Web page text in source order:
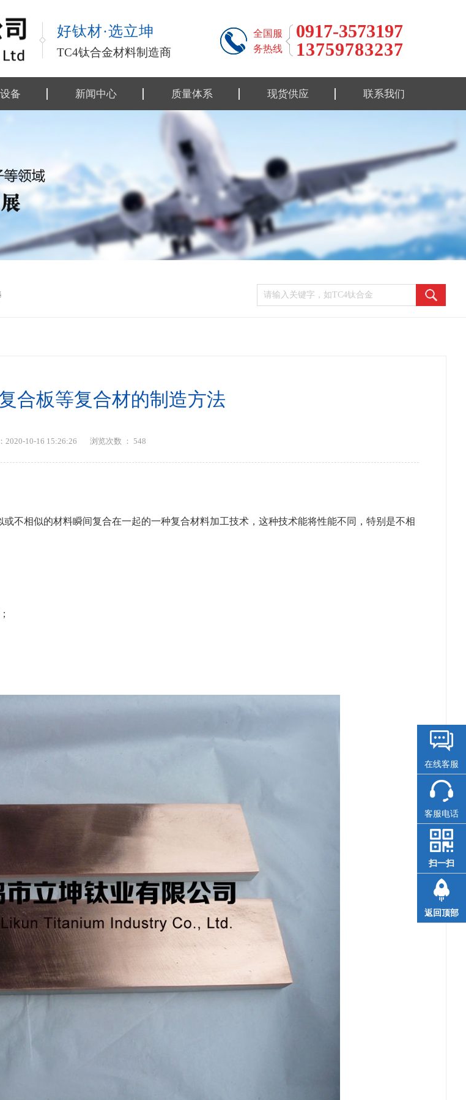
全国服
务热线
0917-3573197
13759783237
好钛材·选立坤
TC4钛合金材料制造商
备 新闻中心
技术资料
质量体系
执行标准
行业标准
工艺性能
工艺流程
检测报告
现货供应
钛合金制品
钛设备类
联系我们
合板等复合材的制造方法
2020-10-16 15:26:26 浏览次数 ： 548
不相似的材料瞬间复合在一起的一种复合材料加工技术，这种技术能将性能不同，特别是不相
在线客服
客服电话
扫一扫
返回顶部